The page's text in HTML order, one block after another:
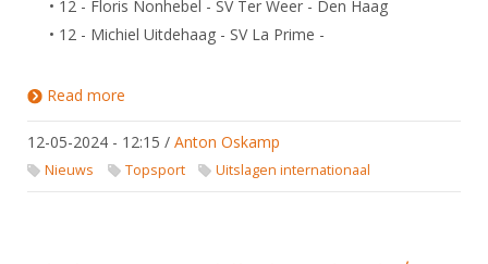
• 12 - Floris Nonhebel - SV Ter Weer - Den Haag
• 12 - Michiel Uitdehaag - SV La Prime -
Read more
12-05-2024 - 12:15 / Anton Oskamp
Nieuws Topsport Uitslagen internationaal